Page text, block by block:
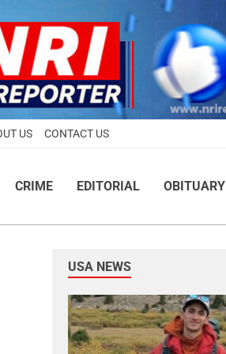
US CONTACT US
CRIME EDITORIAL OBITUARY
USA NEWS